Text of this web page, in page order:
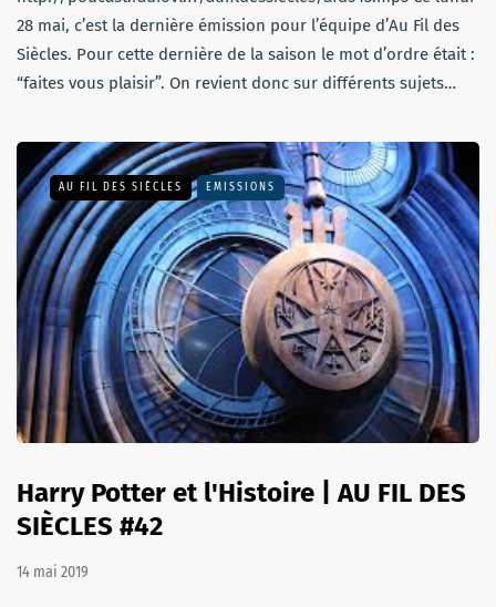
28 mai, c’est la dernière émission pour l’équipe d’Au Fil des
Siècles. Pour cette dernière de la saison le mot d’ordre était :
“faites vous plaisir”. On revient donc sur différents sujets…
AU FIL DES SIÈCLES EMISSIONS
Harry Potter et l'Histoire | AU FIL DES
SIÈCLES #42
14 mai 2019